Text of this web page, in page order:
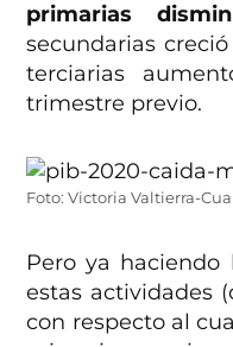
primarias
secundarias
terciarias
trimestre previo.
Foto: Victoria Valtierra-
Pero ya
estas actividades
con respecto al